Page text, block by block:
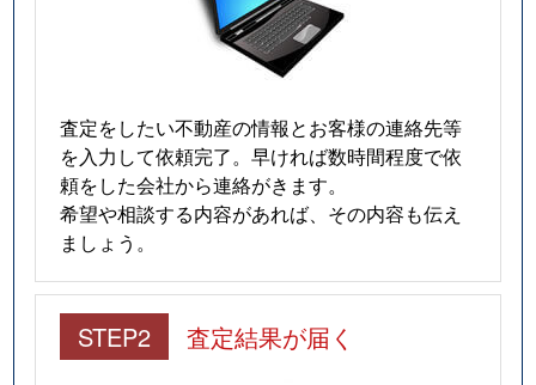
査定をしたい不動産の情報とお客様の連絡先等
を入力して依頼完了。早ければ数時間程度で依
頼をした会社から連絡がきます。
希望や相談する内容があれば、その内容も伝え
ましょう。
STEP2 査定結果が届く